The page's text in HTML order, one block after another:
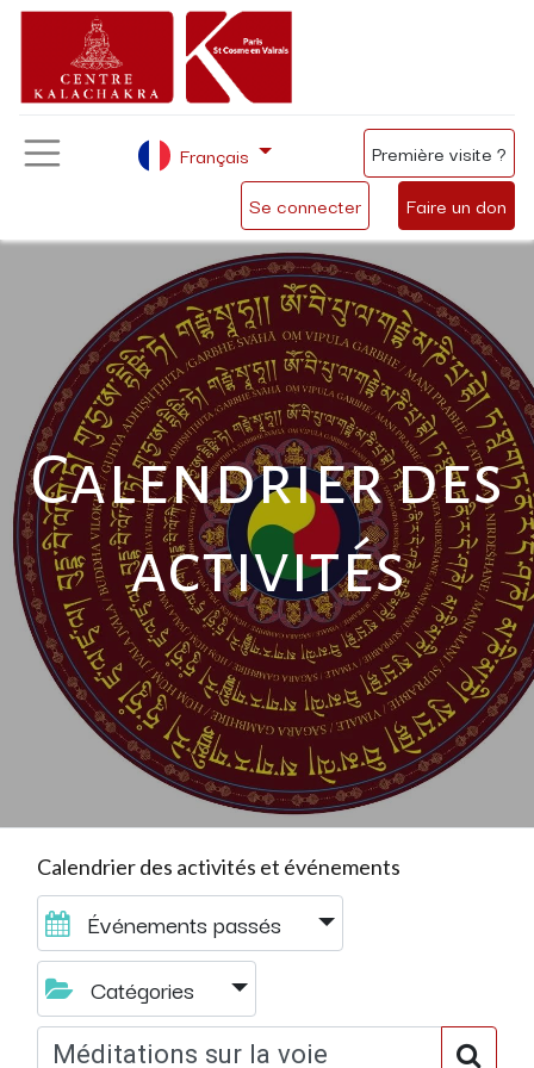
Se connecter Faire un don
Français Première visite ?
Calendrier des
activités
Calendrier des activités et événements
Événements passés
Catégories